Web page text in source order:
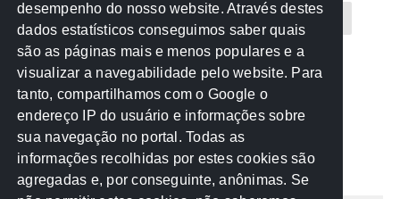
CREA-MT Eventos MPC-MT MPE-MT
MPF Notícias PF PGE-MT PGR
Receita Federal Sem categoria
TCE-MT TCU TRE
desempenho do nosso website. Através destes
dados estatísticos conseguimos saber quais
são as páginas mais e menos populares e a
visualizar a navegabilidade pelo website. Para
tanto, compartilhamos com o Google o
endereço IP do usuário e informações sobre
sua navegação no portal. Todas as
informações recolhidas por estes cookies são
agregadas e, por conseguinte, anônimas. Se